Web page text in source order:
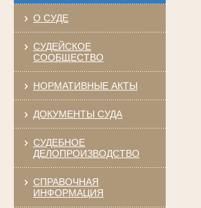
О СУДЕ
СУДЕЙСКОЕ
СООБЩЕСТВО
НОРМАТИВНЫЕ АКТЫ
ДОКУМЕНТЫ СУДА
СУДЕБНОЕ
ДЕЛОПРОИЗВОДСТВО
СПРАВОЧНАЯ
ИНФОРМАЦИЯ